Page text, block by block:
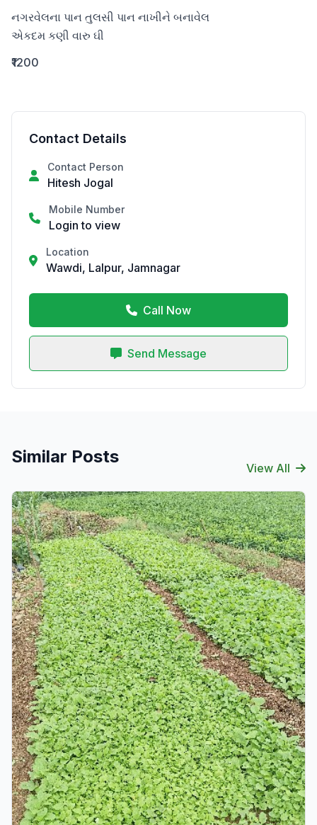
નગરવેલના પાન તુલસી પાન નાખીને બનાવેલ
એકદમ કણી વારુ ઘી
₹1200
Contact Details
Contact Person
Hitesh Jogal
Mobile Number
Login to view
Location
Wawdi, Lalpur, Jamnagar
Call Now
Send Message
Similar Posts
View All